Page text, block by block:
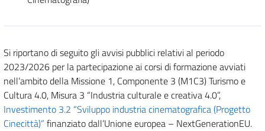
Si riportano di seguito gli avvisi pubblici relativi al periodo
2023/2026 per la partecipazione ai corsi di formazione avviati
nell’ambito della Missione 1, Componente 3 (M1C3) Turismo e
Cultura 4.0, Misura 3 “Industria culturale e creativa 4.0”,
Investimento 3.2 “Sviluppo industria cinematografica (Progetto
Cinecittà)” finanziato dall’Unione europea – NextGenerationEU.